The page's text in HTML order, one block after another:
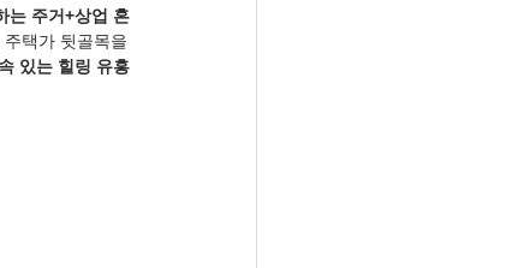
는 주거+상업 혼
택가 뒷골목을
있는 힐링 유흥